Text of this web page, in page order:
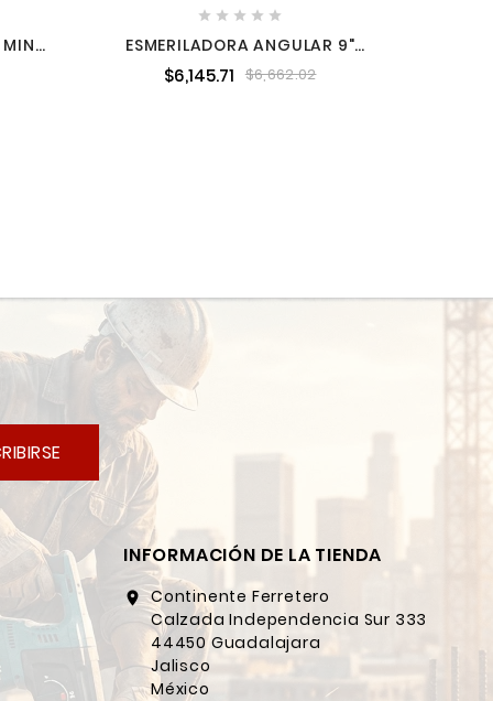
MINI
    
ESMERILADORA ANGULAR 9"
DWE4579-B3
$6,145.71 $6,662.02
INFORMACIÓN DE LA TIENDA
location_on Continente Ferretero
Calzada Independencia Sur 333
44450 Guadalajara
Jalisco
México